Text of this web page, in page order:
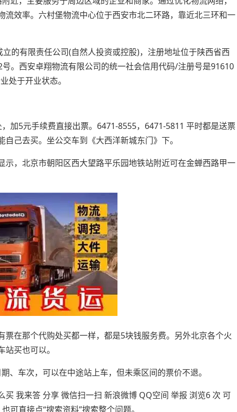
效率。六村堡物流中心位于西安市北二环路，靠近北三环和一
的有限责任公司(自然人投资或控股)，注册地址位于陕西省西
。西安卓翔物流有限公司的统一社会信用代码/注册号是91610
处于开业状态。
加5元手续费直接出票。6471-8555，6471-5811 平时都是送票
己去买。坐公交车到《大西洋新城东门》下。
，北京市朝阳区西大望路平乐园地铁站附近可在金蝉西路甲一
在那个代购处买都一样，都是5块钱服务费。另外北京各个火
买也可以。
、车次，可以在中途站上车，但未乘区间的票价不退。
我来答 分享 微信扫一扫 新浪微博 QQ空间 举报 浏览6 次 可
可直接点“搜索资料”搜索整个问题。